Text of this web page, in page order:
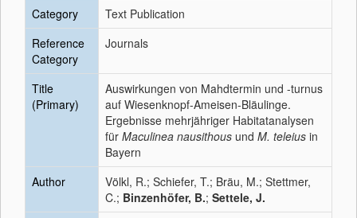
Category
Text Publication
Reference
Category
Journals
Title
(Primary)
Auswirkungen von Mahdtermin und -turnus
auf Wiesenknopf-Ameisen-Bläulinge.
Ergebnisse mehrjähriger Habitatanalysen
für Maculinea nausithous und M. teleius in
Bayern
Author
Völkl, R.; Schiefer, T.; Bräu, M.; Stettmer,
C.; Binzenhöfer, B.; Settele, J.